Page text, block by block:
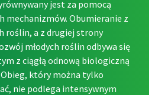
jest za pomocą
mechanizmów. Obumieranie z
roślin, a z drugiej strony
młodych roślin odbywa się
z ciągłą odnową biologiczną
który można tylko
nie podlega intensywnym